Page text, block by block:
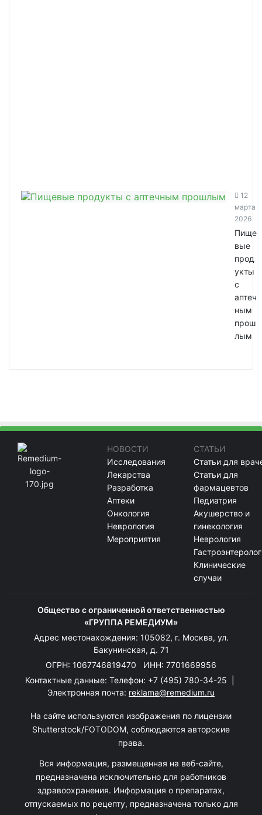
12
марта
2026
Пище
вые
прод
укты
с
аптеч
ным
прош
лым
НОВОСТИ
Исследования
Лекарства
Разработка
Аптеки
Онкология
Неврология
Мероприятия
СТАТЬИ
Статьи для
Статьи для
фармацевтов
Педиатрия
Акушерство и
гинекология
Неврология
Клинические
случаи
Общество с ограниченной ответственностью
«ГРУППА РЕМЕДИУМ»
Адрес местонахождения: 105082, г. Москва, ул.
Бакунинская, д. 71
ОГРН: 1067746819470 ИНН: 7701669956
Контактные данные: Телефон: +7 (495) 780-34-25
Электронная почта: reklama@remedium.ru
На сайте используются изображения по лицензии
Shutterstock/FOTODOM, соблюдаются авторские
права.
Вся информация, размещенная на веб-сайте,
предназначена исключительно для работников
здравоохранения. Информация о препаратах,
отпускаемых по рецепту, предназначена только для